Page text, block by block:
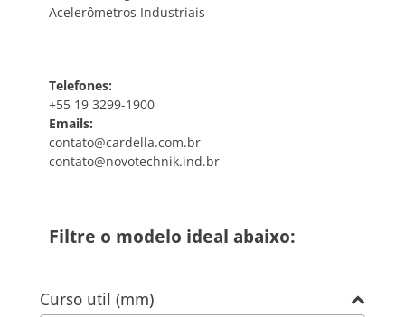
Acelerômetros Industriais
Telefones:
+55 19 3299-1900
Emails:
contato@cardella.com.br
contato@novotechnik.ind.br
Filtre o modelo ideal abaixo:
Curso util (mm)